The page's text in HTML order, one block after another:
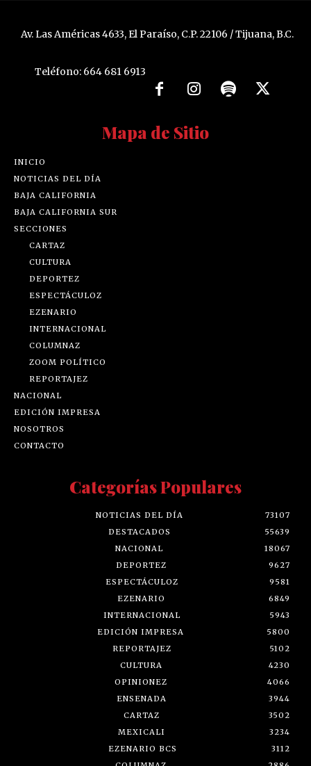
Av. Las Américas 4633, El Paraíso, C.P. 22106 / Tijuana, B.C.
Teléfono: 664 681 6913
Mapa de Sitio
INICIO
NOTICIAS DEL DÍA
BAJA CALIFORNIA
BAJA CALIFORNIA SUR
SECCIONES
CARTAZ
CULTURA
DEPORTEZ
ESPECTÁCULOZ
EZENARIO
INTERNACIONAL
COLUMNAZ
ZOOM POLÍTICO
REPORTAJEZ
NACIONAL
EDICIÓN IMPRESA
NOSOTROS
CONTACTO
Categorías Populares
NOTICIAS DEL DÍA
73107
DESTACADOS
55639
NACIONAL
18067
DEPORTEZ
9627
ESPECTÁCULOZ
9581
EZENARIO
6849
INTERNACIONAL
5943
EDICIÓN IMPRESA
5800
REPORTAJEZ
5102
CULTURA
4230
OPINIONEZ
4066
ENSENADA
3944
CARTAZ
3502
MEXICALI
3234
EZENARIO BCS
3112